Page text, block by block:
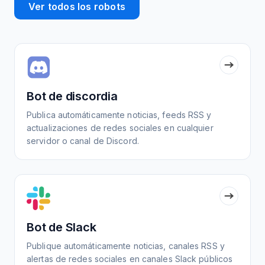
Ver todos los robots
Bot de discordia
Publica automáticamente noticias, feeds RSS y
actualizaciones de redes sociales en cualquier
servidor o canal de Discord.
Bot de Slack
Publique automáticamente noticias, canales RSS y
alertas de redes sociales en canales Slack públicos